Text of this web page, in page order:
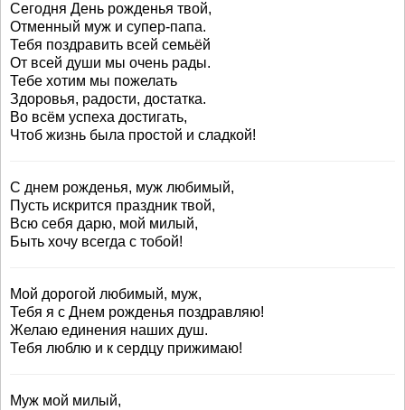
Сегодня День рожденья твой,
Отменный муж и супер-папа.
Тебя поздравить всей семьёй
От всей души мы очень рады.
Тебе хотим мы пожелать
Здоровья, радости, достатка.
Во всём успеха достигать,
Чтоб жизнь была простой и сладкой!
С днем рожденья, муж любимый,
Пусть искрится праздник твой,
Всю себя дарю, мой милый,
Быть хочу всегда с тобой!
Мой дорогой любимый, муж,
Тебя я с Днем рожденья поздравляю!
Желаю единения наших душ.
Тебя люблю и к сердцу прижимаю!
Муж мой милый,